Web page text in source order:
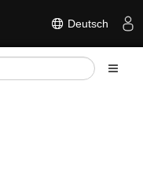
Deutsch